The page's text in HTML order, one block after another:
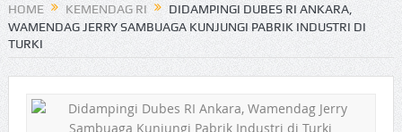
HOME KEMENDAG RI
DIDAMPINGI DUBES RI ANKARA,
WAMENDAG JERRY SAMBUAGA KUNJUNGI PABRIK INDUSTRI DI
TURKI